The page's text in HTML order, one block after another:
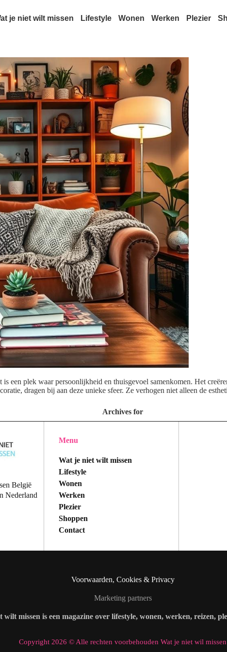
je niet wilt missen Lifestyle Wonen Werken Plezier
een plek waar persoonlijkheid en thuisgevoel samenkomen. Het
dragen bij aan deze unieke sfeer. Ze verhogen niet alleen de
Archives for
België
Nederland
Menu
Wat je niet wilt missen
Lifestyle
Wonen
Werken
Plezier
Shoppen
Contact
Voorwaarden, Cookies & Privacy
Marketing partners
wilt missen is een magazine over lifestyle, wonen, werken, reizen,
Copyright 2026 © Alle rechten voorbehouden Wat je niet wil missen